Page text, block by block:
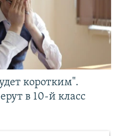
коротким".
в 10-й класс